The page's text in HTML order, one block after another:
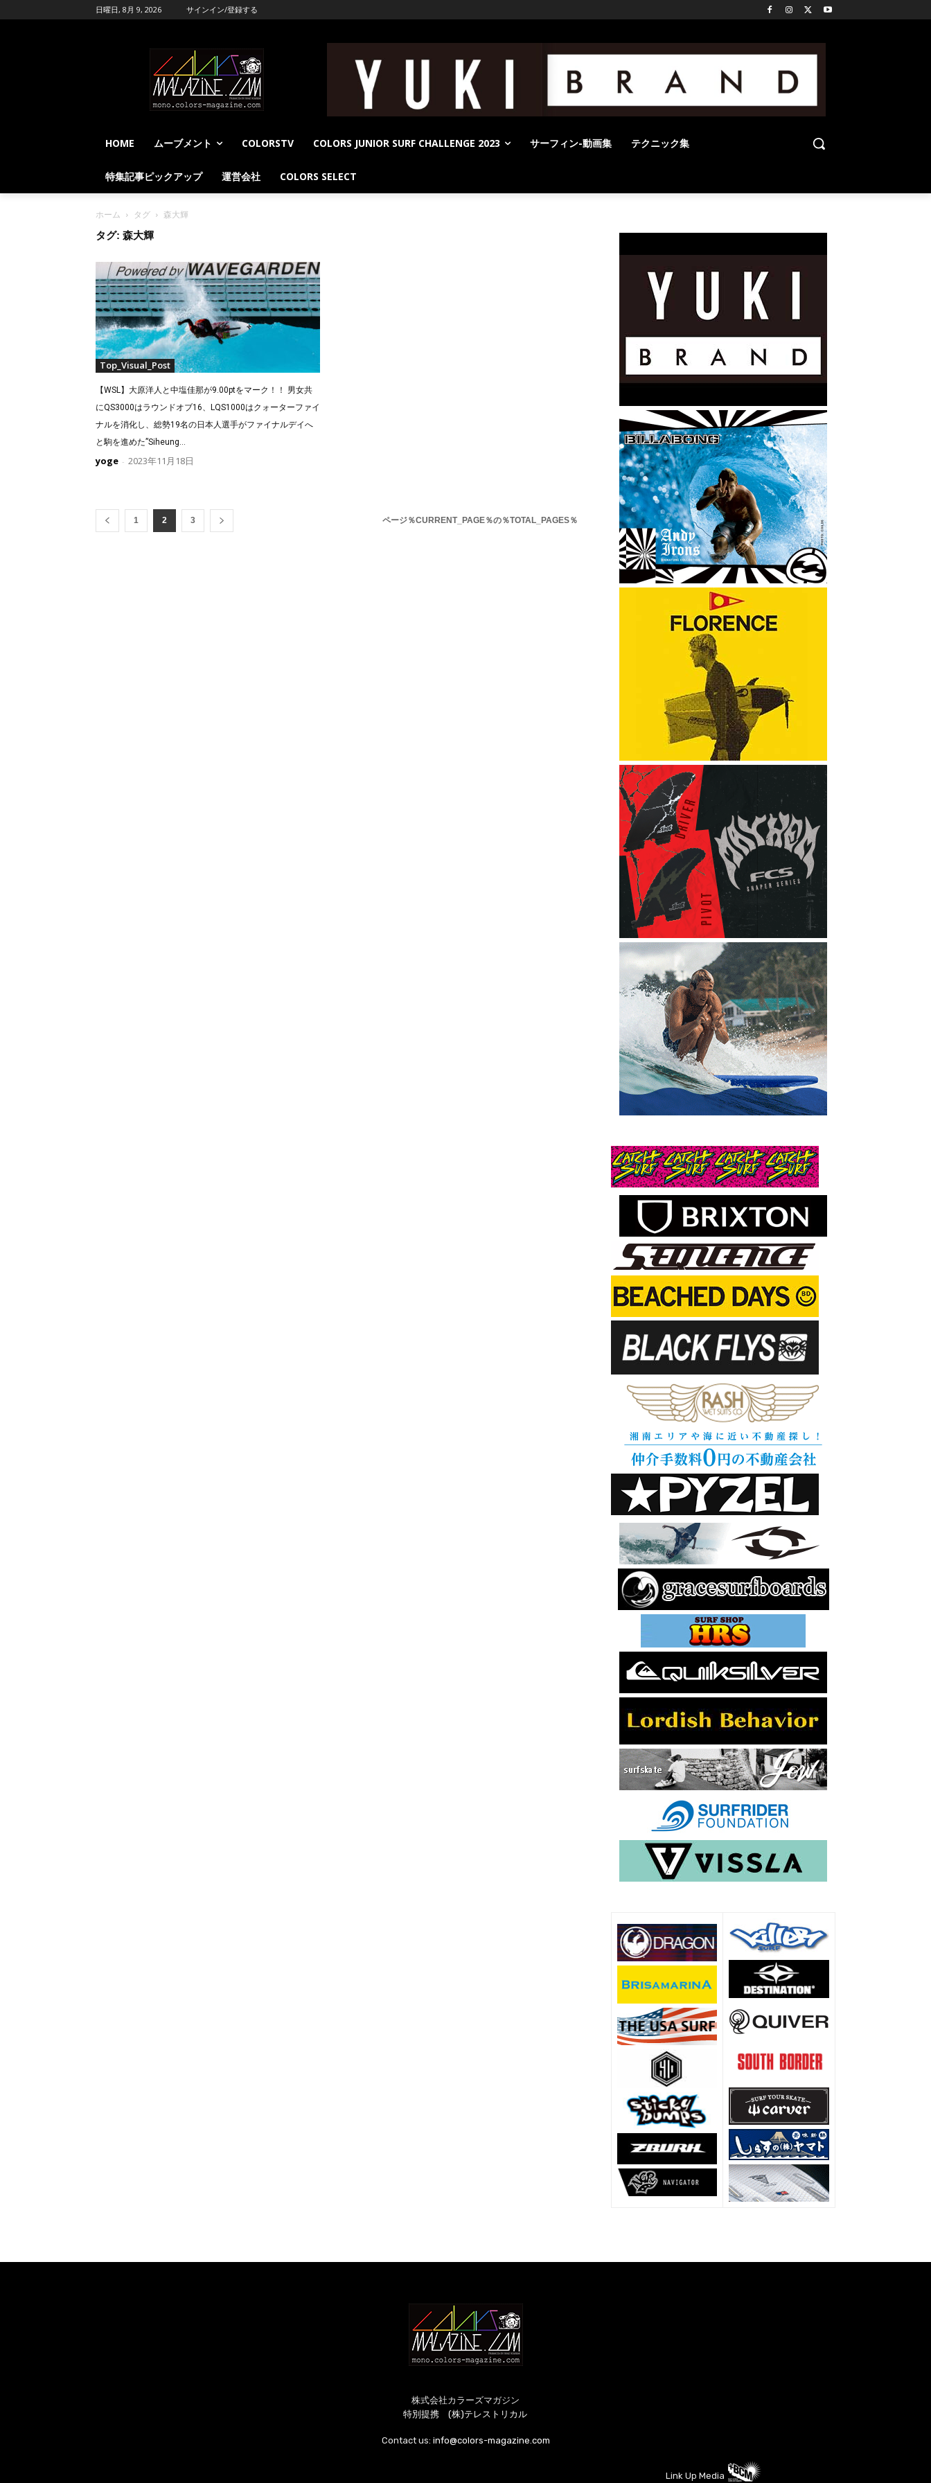
日曜日, 8月 9, 2026 サインイン/登録する
HOME ムーブメント COLORSTV COLORS JUNIOR SURF CHALLENGE 2023 サーフィン-動画集 テクニック集
特集記事ピックアップ 運営会社 COLORS SELECT
ホーム タグ
森大輝
タグ: 森大輝
Top_Visual_Post
【WSL】大原洋人と中塩佳那が9.00ptをマーク！！ 男女共
にQS3000はラウンドオブ16、LQS1000はクォーターファイ
ナルを消化し、総勢19名の日本人選手がファイナルデイへ
と駒を進めた”Siheung...
yoge - 2023年11月18日
1 2 3 ページ％CURRENT_PAGE％の％TOTAL_PAGES％
株式会社カラーズマガジン
特別提携 (株)テレストリカル
Contact us: info@colors-magazine.com
Link Up Media